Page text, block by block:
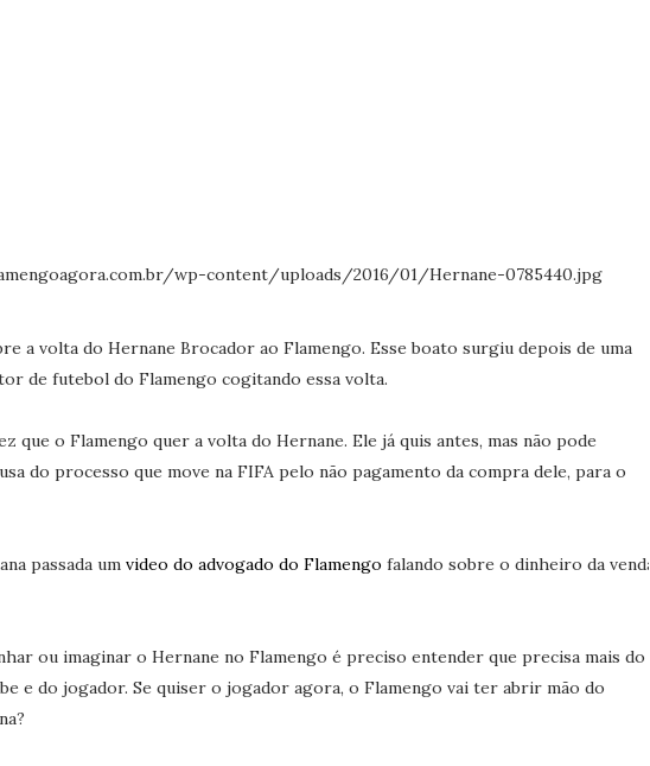
a volta do Hernane Brocador ao Flamengo. Esse boato surgiu depois de uma
de futebol do Flamengo cogitando essa volta.
que o Flamengo quer a volta do Hernane. Ele já quis antes, mas não pode
do processo que move na FIFA pelo não pagamento da compra dele, para o
passada um video do advogado do Flamengo falando sobre o dinheiro da venda
ou imaginar o Hernane no Flamengo é preciso entender que precisa mais do
e do jogador. Se quiser o jogador agora, o Flamengo vai ter abrir mão do